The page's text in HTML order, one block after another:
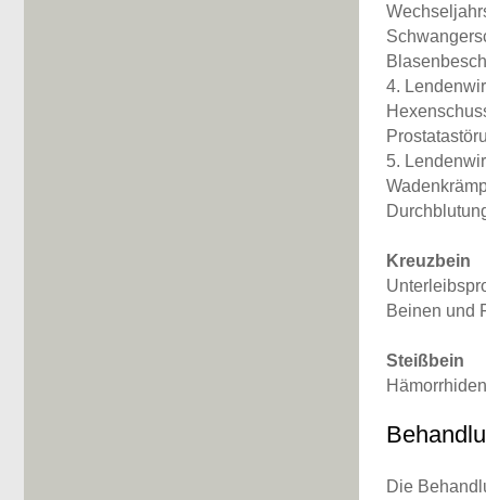
4.
5.
Kreuzbein
Beinen und
Steißbein
Die